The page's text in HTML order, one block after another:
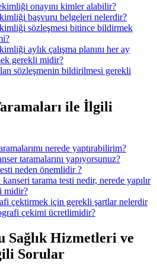
onayını kimler alabilir?
başvuru belgeleri nelerdir?
sözleşmesi bitince bildirmek
aylık çalışma planını her ay
gerekli midir?
sözleşmenin bildirilmesi gerekli
ile İlgili
nerede yaptırabilirim?
taramalarını yapıyorsunuz?
neden önemlidir ?
kanseri tarama testi nedir, nerede yapılır
midir?
çektirmek için gerekli şartlar nelerdir
çekimi ücretlimidir?
Sağlık Hizmetleri ve
Sorular